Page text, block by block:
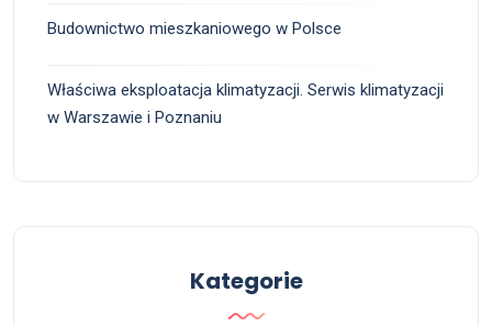
Budownictwo mieszkaniowego w Polsce
Właściwa eksploatacja klimatyzacji. Serwis klimatyzacji
w Warszawie i Poznaniu
Kategorie